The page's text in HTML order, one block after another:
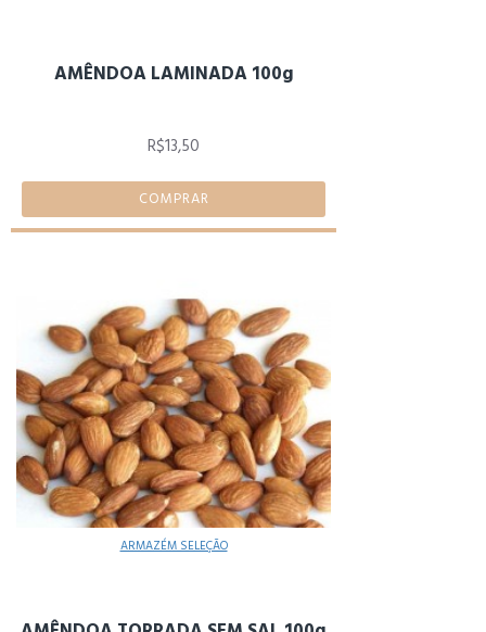
AMÊNDOA LAMINADA 100g
R$13,50
COMPRAR
ARMAZÉM SELEÇÃO